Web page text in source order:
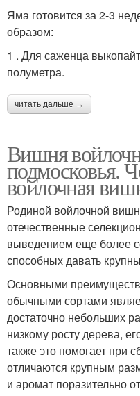
Яма готовится за 2-3
образом:
1 . Для саженца
полуметра.
читать дальше →
Вишня
подмосковья.
войлочная
Родиной войлочной
отечественные
выведением еще более
способных давать
Основными
обычными сортами
достаточно небольших
низкому росту дерева,
также это помогает при
отличаются крупным
и аромат поразительно